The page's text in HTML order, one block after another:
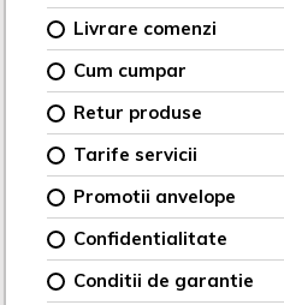
Livrare comenzi
Cum cumpar
Retur produse
Tarife servicii
Promotii anvelope
Confidentialitate
Conditii de garantie